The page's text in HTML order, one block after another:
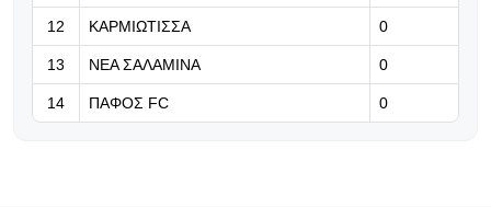
12 ΚΑΡΜΙΩΤΙΣΣΑ 0
13 ΝΕΑ ΣΑΛΑΜΙΝΑ 0
14 ΠΑΦΟΣ FC 0